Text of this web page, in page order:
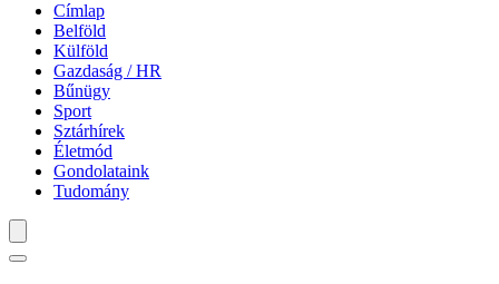
Címlap
Belföld
Külföld
Gazdaság / HR
Bűnügy
Sport
Sztárhírek
Életmód
Gondolataink
Tudomány